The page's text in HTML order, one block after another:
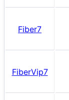
Fiber7
FiberVip7